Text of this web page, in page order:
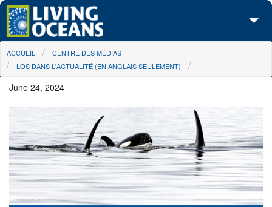
Skip to main content
À propos de nous
Nos campagnes
Centre des Médias
Les Cartes
Passez à l'action
You are here
ACCUEIL
CENTRE DES MÉDIAS
LOS DANS L'ACTUALITÉ (EN ANGLAIS SEULEMENT)
June 24, 2024